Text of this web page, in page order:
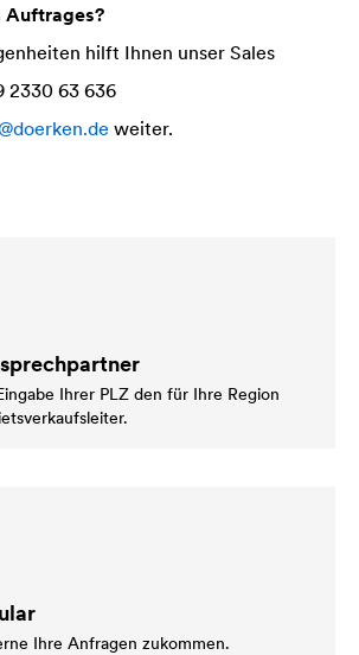
Auftrages?
hilft Ihnen unser Sales
2330 63 636
weiter.
Ihrer PLZ den für Ihre Region
Ihre Anfragen zukommen.